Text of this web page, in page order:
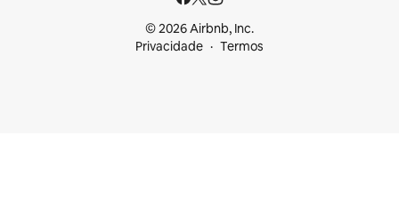
© 2026 Airbnb, Inc.
Privacidade
Termos